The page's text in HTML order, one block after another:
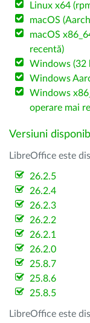
Linux x64
macOS
macOS
recentă)
Windows (32
Windows
Windows
operare mai
Versiuni
LibreOffice este
26.2.5
26.2.4
26.2.3
26.2.2
26.2.1
26.2.0
25.8.7
25.8.6
25.8.5
LibreOffice este